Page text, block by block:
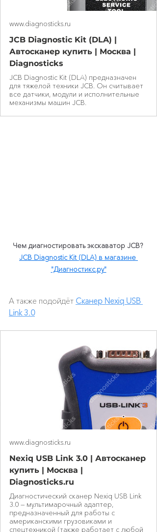
www.diagnosticks.ru
JCB Diagnostic Kit (DLA) |
Автосканер купить | Москва |
Diagnosticks
JCB Diagnostic Kit (DLA) предназначен
для тяжелой техники JCB. Он считывает
все датчики, модули и исполнительные
механизмы машин JCB.
Чем диагностировать экскаватор JCB?
JCB Diagnostic Kit (DLA) в магазине
"Диагностикс.ру"
А также подойдёт Сканер Nexiq USB
Link 3.0
www.diagnosticks.ru
Nexiq USB Link 3.0 | Автосканер
купить | Москва |
Diagnosticks.ru
Диагностический сканер Nexiq USB Link
3.0 — мультимарочный адаптер,
предназначенный для работы с
американскими грузовиками и
спецтехникой (также работает с любой